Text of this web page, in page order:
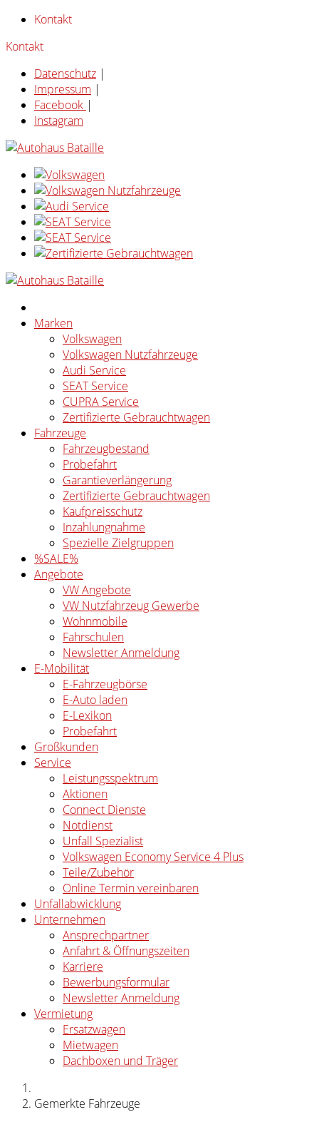
Kontakt
Kontakt
Datenschutz |
Impressum |
Facebook |
Instagram
Marken
Volkswagen
Volkswagen Nutzfahrzeuge
Audi Service
SEAT Service
CUPRA Service
Zertifizierte Gebrauchtwagen
Fahrzeuge
Fahrzeugbestand
Probefahrt
Garantieverlängerung
Zertifizierte Gebrauchtwagen
Kaufpreisschutz
Inzahlungnahme
Spezielle Zielgruppen
%SALE%
Angebote
VW Angebote
VW Nutzfahrzeug Gewerbe
Wohnmobile
Fahrschulen
Newsletter Anmeldung
E-Mobilität
E-Fahrzeugbörse
E-Auto laden
E-Lexikon
Probefahrt
Großkunden
Service
Leistungsspektrum
Aktionen
Connect Dienste
Notdienst
Unfall Spezialist
Volkswagen Economy Service 4 Plus
Teile/Zubehör
Online Termin vereinbaren
Unfallabwicklung
Unternehmen
Ansprechpartner
Anfahrt & Öffnungszeiten
Karriere
Bewerbungsformular
Newsletter Anmeldung
Vermietung
Ersatzwagen
Mietwagen
Dachboxen und Träger
Gemerkte Fahrzeuge